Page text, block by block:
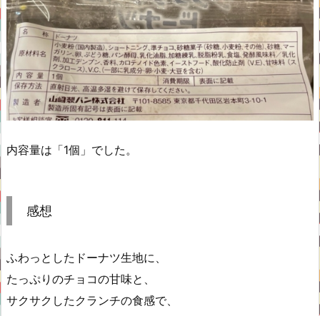
内容量は「1個」でした。
感想
ふわっとしたドーナツ生地に、
たっぷりのチョコの甘味と、
サクサクしたクランチの食感で、